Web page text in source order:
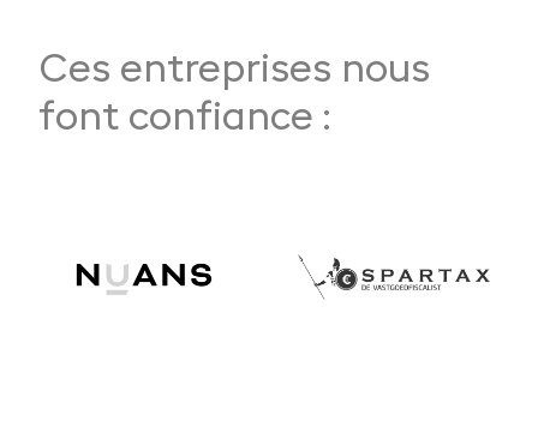
Ces entreprises nous
font confiance :